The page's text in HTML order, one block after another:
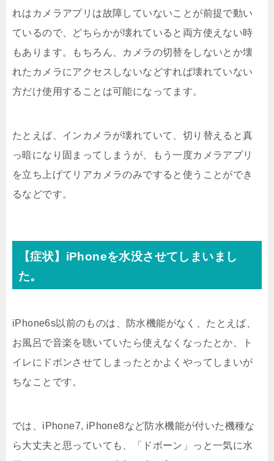
れはカメラアプリは故障していないことが前提で動い
ているので、どちらかが壊れていると両方使えない時
もあります。もちろん、カメラの切替をしないとか壊
れたカメラにアクセスしないなどすれば壊れていない
方だけ使用することは可能になってます。
たとえば、インカメラが壊れていて、切り替えると真
っ暗になり固まってしまうが、もう一度カメラアプリ
を立ち上げてリアカメラのみですると使うことができ
るなどです。
【症状】iPhoneを水没させてしまいまし
た。
iPhone6s以前のものは、防水機能がなく、たとえば、
お風呂で音楽を聴いていたら使えなくなったとか、ト
イレにドボンさせてしまったとかよくやってしまいが
ちなことです。
では、iPhone7, iPhone8など防水機能が付いた機種な
ら大丈夫と思っていても、「ドボーン」っと一気に水